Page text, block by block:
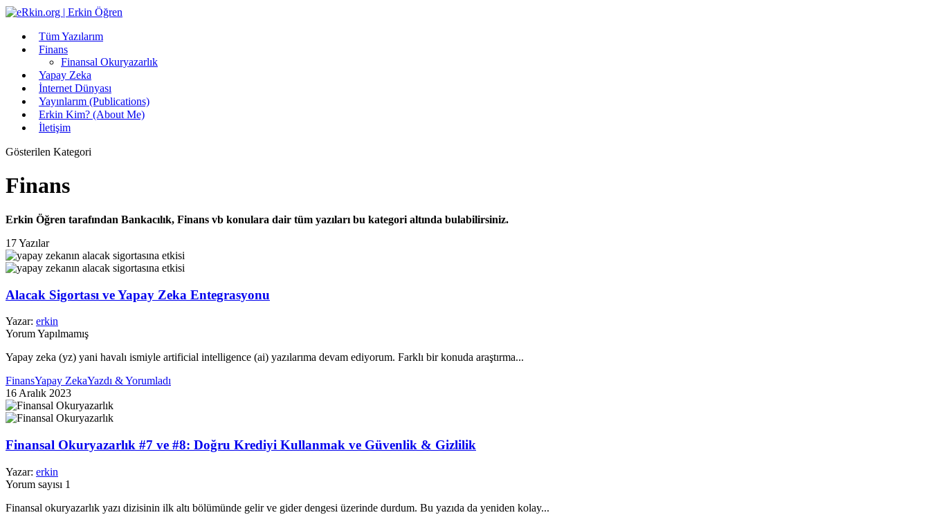
Tüm Yazılarım
Finans
Finansal Okuryazarlık
Yapay Zeka
İnternet Dünyası
Yayınlarım (Publications)
Erkin Kim? (About Me)
İletişim
Gösterilen Kategori
Finans
Erkin Öğren tarafından Bankacılık, Finans vb konulara dair tüm yazıları bu kategori altında bulabilirsiniz.
17 Yazılar
Alacak Sigortası ve Yapay Zeka Entegrasyonu
Yazar: erkin
Yorum Yapılmamış
Yapay zeka (yz) yani havalı ismiyle artificial intelligence (ai) yazılarıma devam ediyorum. Farklı bir konuda araştırma...
FinansYapay ZekaYazdı & Yorumladı
16 Aralık 2023
Finansal Okuryazarlık #7 ve #8: Doğru Krediyi Kullanmak ve Güvenlik & Gizlilik
Yazar: erkin
Yorum sayısı 1
Finansal okuryazarlık yazı dizisinin ilk altı bölümünde gelir ve gider dengesi üzerinde durdum. Bu yazıda da yeniden kolay...